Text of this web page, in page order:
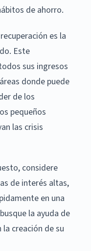
de ahorro.
es la
Este
sus ingresos
donde puede
de los
pequeños
las crisis
considere
de interés altas,
en una
la ayuda de
creación de su